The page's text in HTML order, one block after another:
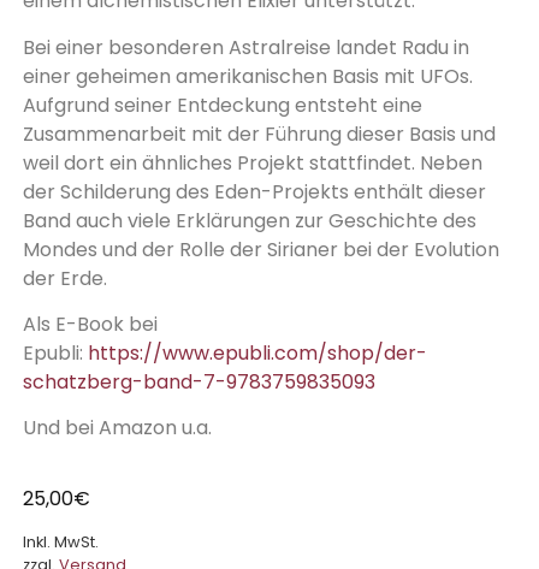
Bei einer besonderen Astralreise landet Radu in
einer geheimen amerikanischen Basis mit UFOs.
Aufgrund seiner Entdeckung entsteht eine
Zusammenarbeit mit der Führung dieser Basis und
weil dort ein ähnliches Projekt stattfindet. Neben
der Schilderung des Eden-Projekts enthält dieser
Band auch viele Erklärungen zur Geschichte des
Mondes und der Rolle der Sirianer bei der Evolution
der Erde.
Als E-Book bei
Epubli: https://www.epubli.com/shop/der-
schatzberg-band-7-9783759835093
Und bei Amazon u.a.
25,00€
Inkl. MwSt.